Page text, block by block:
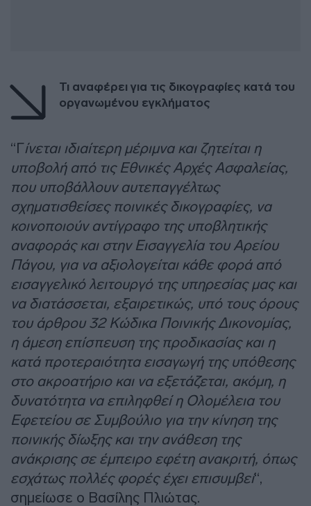
Τι αναφέρει για τις δικογραφίες κατά του
οργανωμένου εγκλήματος
“Γίνεται ιδιαίτερη μέριμνα και ζητείται η
υποβολή από τις Εθνικές Αρχές Ασφαλείας,
που υποβάλλουν αυτεπαγγέλτως
σχηματισθείσες ποινικές δικογραφίες, να
κοινοποιούν αντίγραφο της υποβλητικής
αναφοράς και στην Εισαγγελία του Αρείου
Πάγου, για να αξιολογείται κάθε φορά από
εισαγγελικό λειτουργό της υπηρεσίας μας και
να διατάσσεται, εξαιρετικώς, υπό τους όρους
του άρθρου 32 Κώδικα Ποινικής Δικονομίας,
η άμεση επίσπευση της προδικασίας και η
κατά προτεραιότητα εισαγωγή της υπόθεσης
στο ακροατήριο και να εξετάζεται, ακόμη, η
δυνατότητα να επιληφθεί η Ολομέλεια του
Εφετείου σε Συμβούλιο για την κίνηση της
ποινικής δίωξης και την ανάθεση της
ανάκρισης σε έμπειρο εφέτη ανακριτή, όπως
εσχάτως πολλές φορές έχει επισυμβεί“,
σημείωσε ο Βασίλης Πλιώτας.